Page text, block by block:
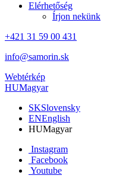
Elérhetőség
Írjon nekünk
+421 31 59 00 431
info@samorin.sk
Webtérkép
HUMagyar
SKSlovensky
ENEnglish
HUMagyar
Instagram
Facebook
Youtube